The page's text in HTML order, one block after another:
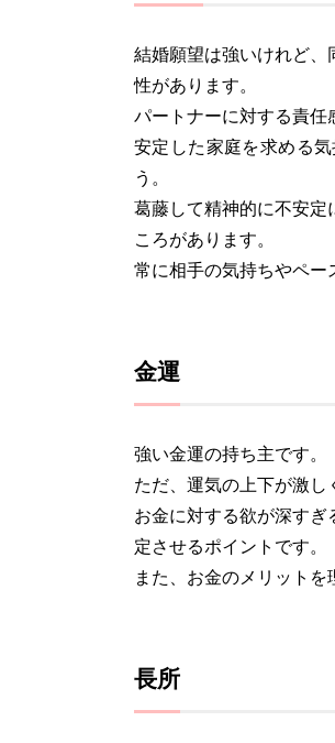
結婚願望は強いけれど
性があります。
パートナーに対する責任
安定した家庭を求める
う。
葛藤して精神的に不安定
ころがあります。
常に相手の気持ちやペー
金運
強い金運の持ち主です。
ただ、運気の上下が激し
お金に対する欲が深す
定させるポイントです。
また、お金のメリットを
長所